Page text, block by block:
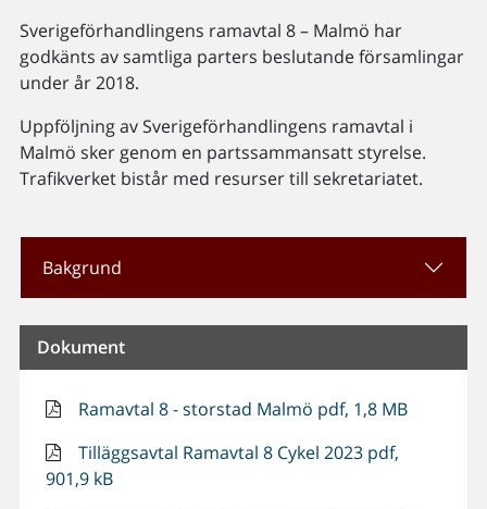
Sverigeförhandlingens ramavtal 8 – Malmö har
godkänts av samtliga parters beslutande församlingar
under år 2018.
Uppföljning av Sverigeförhandlingens ramavtal i
Malmö sker genom en partssammansatt styrelse.
Trafikverket bistår med resurser till sekretariatet.
Bakgrund
Dokument
Ramavtal 8 - storstad Malmö pdf, 1,8 MB
Tilläggsavtal Ramavtal 8 Cykel 2023 pdf,
901,9 kB